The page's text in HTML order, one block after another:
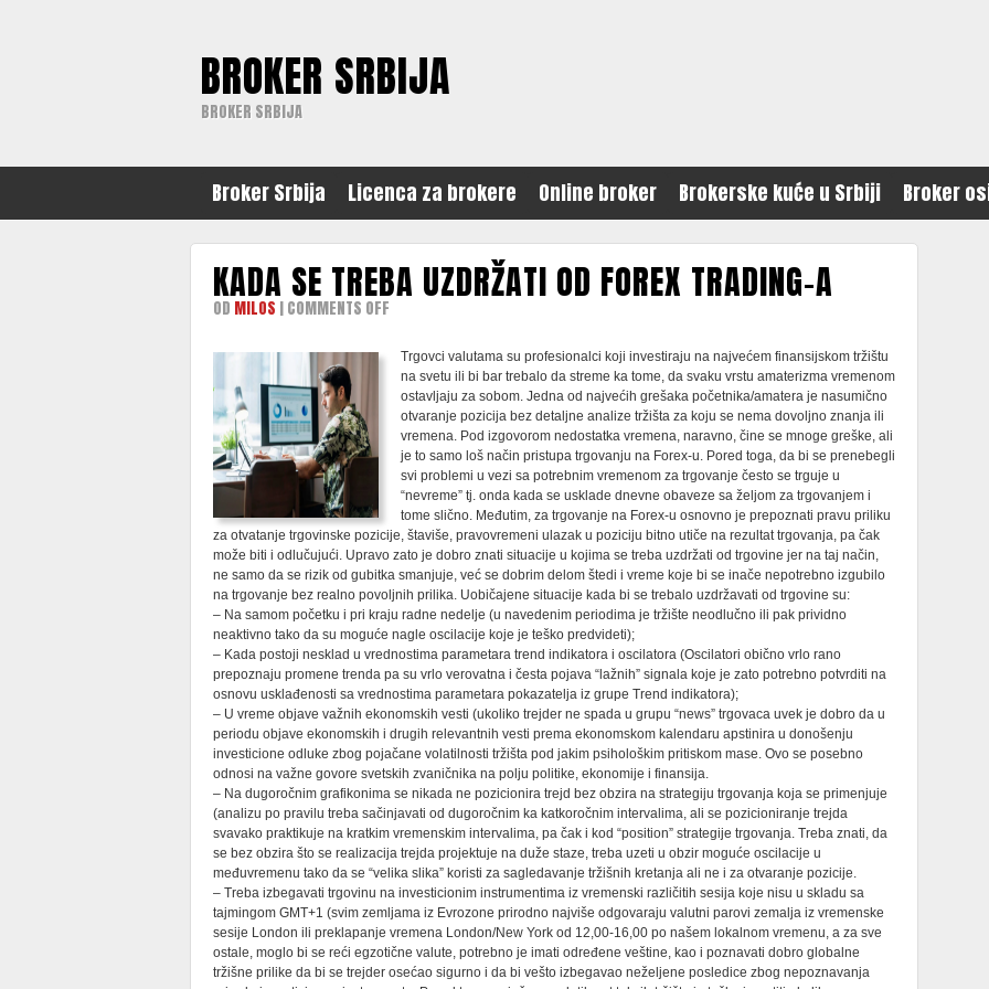
BROKER SRBIJA
BROKER SRBIJA
Broker Srbija Licenca za brokere Online broker Brokerske kuće u Srbiji Broker
KADA SE TREBA UZDRŽATI OD FOREX TRADING-A
OD MILOS |COMMENTS OFF
SE
TREBA
UZDRŽATI
OD
FOREX
TRADING-
Trgovci valutama su profesionalci koji investiraju na najvećem finansijskom tržištu
na svetu ili bi bar trebalo da streme ka tome, da svaku vrstu amaterizma vremenom
ostavljaju za sobom. Jedna od najvećih grešaka početnika/amatera je nasumično
otvaranje pozicija bez detaljne analize tržišta za koju se nema dovoljno znanja ili
vremena. Pod izgovorom nedostatka vremena, naravno, čine se mnoge greške, ali
je to samo loš način pristupa trgovanju na Forex-u. Pored toga, da bi se prenebegli
svi problemi u vezi sa potrebnim vremenom za trgovanje često se trguje u
“nevreme” tj. onda kada se usklade dnevne obaveze sa željom za trgovanjem i
tome slično. Međutim, za trgovanje na Forex-u osnovno je prepoznati pravu priliku
za otvatanje trgovinske pozicije, štaviše, pravovremeni ulazak u poziciju bitno utiče na rezultat trgovanja, pa čak
može biti i odlučujući. Upravo zato je dobro znati situacije u kojima se treba uzdržati od trgovine jer na taj način,
ne samo da se rizik od gubitka smanjuje, već se dobrim delom štedi i vreme koje bi se inače nepotrebno izgubilo
na trgovanje bez realno povoljnih prilika. Uobičajene situacije kada bi se trebalo uzdržavati od trgovine su:
– Na samom početku i pri kraju radne nedelje (u navedenim periodima je tržište neodlučno ili pak prividno
neaktivno tako da su moguće nagle oscilacije koje je teško predvideti);
– Kada postoji nesklad u vrednostima parametara trend indikatora i oscilatora (Oscilatori obično vrlo rano
prepoznaju promene trenda pa su vrlo verovatna i česta pojava “lažnih” signala koje je zato potrebno potvrditi na
osnovu usklađenosti sa vrednostima parametara pokazatelja iz grupe Trend indikatora);
– U vreme objave važnih ekonomskih vesti (ukoliko trejder ne spada u grupu “news” trgovaca uvek je dobro da u
periodu objave ekonomskih i drugih relevantnih vesti prema ekonomskom kalendaru apstinira u donošenju
investicione odluke zbog pojačane volatilnosti tržišta pod jakim psihološkim pritiskom mase. Ovo se posebno
odnosi na važne govore svetskih zvaničnika na polju politike, ekonomije i finansija.
– Na dugoročnim grafikonima se nikada ne pozicionira trejd bez obzira na strategiju trgovanja koja se primenjuje
(analizu po pravilu treba sačinjavati od dugoročnim ka katkoročnim intervalima, ali se pozicioniranje trejda
svavako praktikuje na kratkim vremenskim intervalima, pa čak i kod “position” strategije trgovanja. Treba znati, da
se bez obzira što se realizacija trejda projektuje na duže staze, treba uzeti u obzir moguće oscilacije u
međuvremenu tako da se “velika slika” koristi za sagledavanje tržišnih kretanja ali ne i za otvaranje pozicije.
– Treba izbegavati trgovinu na investicionim instrumentima iz vremenski različitih sesija koje nisu u skladu sa
tajmingom GMT+1 (svim zemljama iz Evrozone prirodno najviše odgovaraju valutni parovi zemalja iz vremenske
sesije London ili preklapanje vremena London/New York od 12,00-16,00 po našem lokalnom vremenu, a za sve
ostale, moglo bi se reći egzotične valute, potrebno je imati određene veštine, kao i poznavati dobro globalne
tržišne prilike da bi se trejder osećao sigurno i da bi vešto izbegavao neželjene posledice zbog nepoznavanja